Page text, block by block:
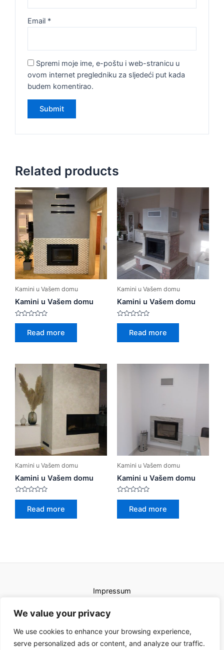
We value your privacy
We use cookies to enhance your browsing experience,
serve personalized ads or content, and analyze our traffic.
Email *
Spremi moje ime, e-poštu i web-stranicu u
ovom internet pregledniku za sljedeći put kada
budem komentirao.
Related products
Kamini u Vašem domu
Kamini u Vašem domu
Rated
Read more
Kamini u Vašem domu
Kamini u Vašem domu
Rated
Read more
Kamini u Vašem domu
Kamini u Vašem domu
Rated
Read more
Kamini u Vašem domu
Kamini u Vašem domu
Rated
Read more
Impressum